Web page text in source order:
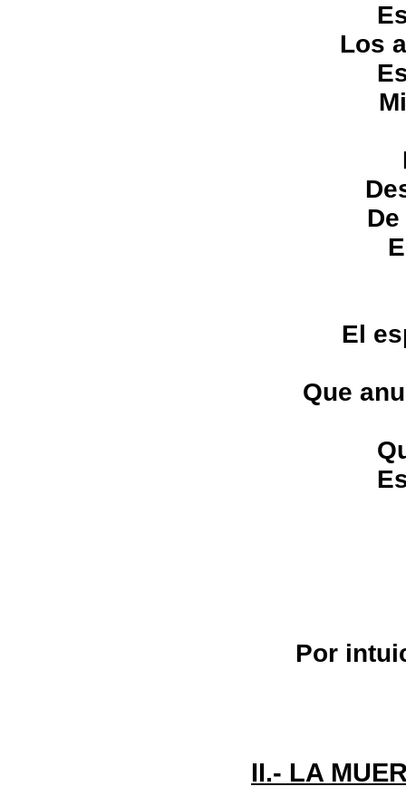
Los
El
Que
Por
II.- LA